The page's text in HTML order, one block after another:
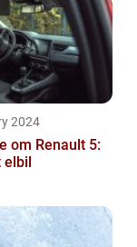
2024
om Renault 5:
elbil